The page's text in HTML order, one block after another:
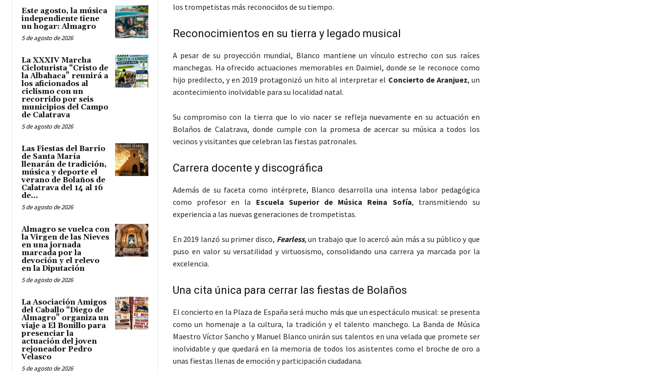
Este agosto, la música
independiente tiene
un hogar: Almagro
5 de agosto de 2026
La XXXIV Marcha
Cicloturista “Cristo de
la Albahaca” reunirá a
los aficionados al
ciclismo con un
recorrido por seis
municipios del Campo
de Calatrava
5 de agosto de 2026
Las Fiestas del Barrio
de Santa María
llenarán de tradición,
música y deporte el
verano de Bolaños de
Calatrava del 14 al 16
de...
5 de agosto de 2026
Almagro se vuelca con
la Virgen de las Nieves
en una jornada
marcada por la
devoción y el relevo
en la Diputación
5 de agosto de 2026
La Asociación Amigos
del Caballo “Diego de
Almagro” organiza un
viaje a El Bonillo para
presenciar la
actuación del joven
rejoneador Pedro
Velasco
5 de agosto de 2026
los trompetistas más reconocidos de su tiempo.
Reconocimientos en su tierra y legado musical
A pesar de su proyección mundial, Blanco mantiene un vínculo estrecho con sus raíces
manchegas. Ha ofrecido actuaciones memorables en Daimiel, donde se le reconoce como
hijo predilecto, y en 2019 protagonizó un hito al interpretar el Concierto de Aranjuez, un
acontecimiento inolvidable para su localidad natal.
Su compromiso con la tierra que lo vio nacer se refleja nuevamente en su actuación en
Bolaños de Calatrava, donde cumple con la promesa de acercar su música a todos los
vecinos y visitantes que celebran las fiestas patronales.
Carrera docente y discográfica
Además de su faceta como intérprete, Blanco desarrolla una intensa labor pedagógica
como profesor en la Escuela Superior de Música Reina Sofía, transmitiendo su
experiencia a las nuevas generaciones de trompetistas.
En 2019 lanzó su primer disco, Fearless, un trabajo que lo acercó aún más a su público y que
puso en valor su versatilidad y virtuosismo, consolidando una carrera ya marcada por la
excelencia.
Una cita única para cerrar las fiestas de Bolaños
El concierto en la Plaza de España será mucho más que un espectáculo musical: se presenta
como un homenaje a la cultura, la tradición y el talento manchego. La Banda de Música
Maestro Víctor Sancho y Manuel Blanco unirán sus talentos en una velada que promete ser
inolvidable y que quedará en la memoria de todos los asistentes como el broche de oro a
unas fiestas llenas de emoción y participación ciudadana.